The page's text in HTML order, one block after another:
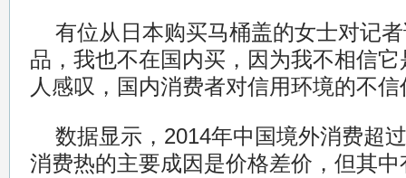
有位从日本购买马桶盖的女士对记
品，我也不在国内买，因为我不相信
人感叹，国内消费者对信用环境的不
数据显示，2014年中国境外消费超
消费热的主要成因是价格差价，但其